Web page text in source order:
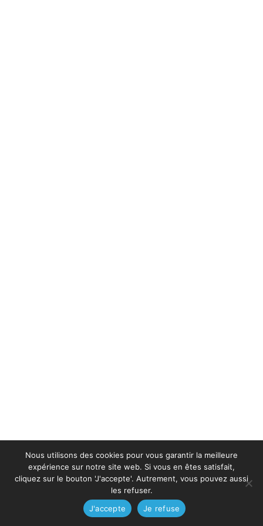
Nous utilisons des cookies pour vous garantir la meilleure
expérience sur notre site web. Si vous en êtes satisfait,
cliquez sur le bouton 'J'accepte'. Autrement, vous pouvez aussi
les refuser.
J'accepte
Je refuse